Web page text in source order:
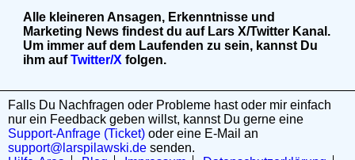
Alle kleineren Ansagen, Erkenntnisse und
Marketing News findest du auf Lars X/Twitter Kanal.
Um immer auf dem Laufenden zu sein, kannst Du
ihm aufTwitter/X folgen.
Falls Du Nachfragen oder Probleme hast oder mir einfach
nur ein Feedback geben willst, kannst Du gerne eine
Support-Anfrage (Ticket)oder eine E-Mail an
support@larspilawski.desenden.